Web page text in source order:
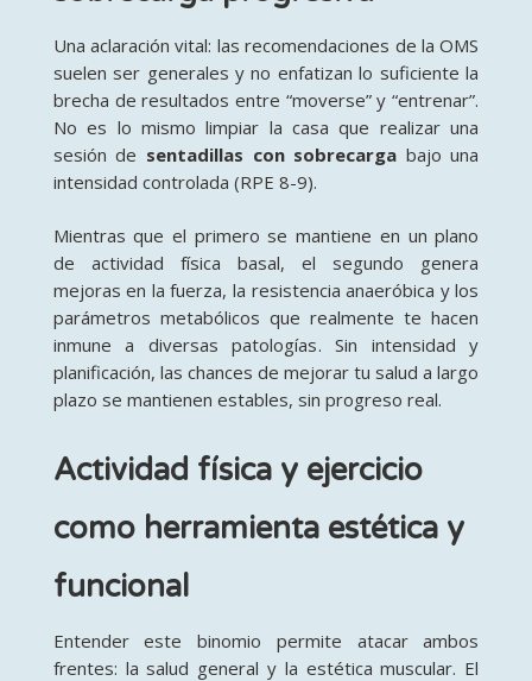
Una aclaración vital: las recomendaciones de la OMS
suelen ser generales y no enfatizan lo suficiente la
brecha de resultados entre “moverse” y “entrenar”.
No es lo mismo limpiar la casa que realizar una
sesión de sentadillas con sobrecarga bajo una
intensidad controlada (RPE 8-9).
Mientras que el primero se mantiene en un plano
de actividad física basal, el segundo genera
mejoras en la fuerza, la resistencia anaeróbica y los
parámetros metabólicos que realmente te hacen
inmune a diversas patologías. Sin intensidad y
planificación, las chances de mejorar tu salud a largo
plazo se mantienen estables, sin progreso real.
Actividad física y ejercicio
como herramienta estética y
funcional
Entender este binomio permite atacar ambos
frentes: la salud general y la estética muscular. El